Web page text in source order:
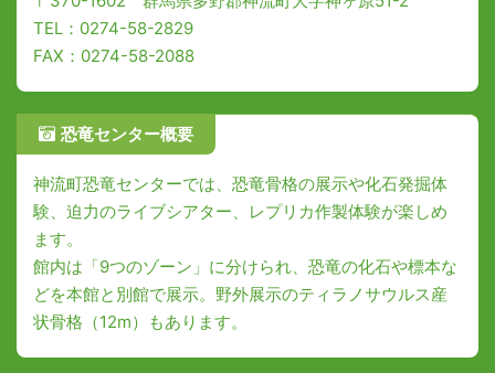
TEL：0274-58-2829
FAX：0274-58-2088
恐竜センター概要
神流町恐竜センターでは、恐竜骨格の展示や化石発掘体
験、迫力のライブシアター、レプリカ作製体験が楽しめ
ます。
館内は「9つのゾーン」に分けられ、恐竜の化石や標本な
どを本館と別館で展示。野外展示のティラノサウルス産
状骨格（12m）もあります。